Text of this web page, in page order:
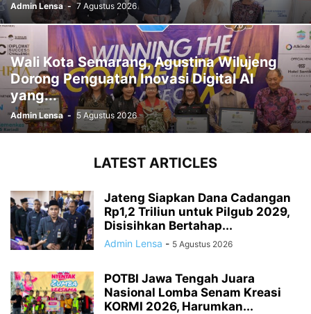
Admin Lensa - 7 Agustus 2026
Wali Kota Semarang, Agustina Wilujeng
Dorong Penguatan Inovasi Digital AI
yang...
Admin Lensa - 5 Agustus 2026
LATEST ARTICLES
Jateng Siapkan Dana Cadangan
Rp1,2 Triliun untuk Pilgub 2029,
Disisihkan Bertahap...
Admin Lensa - 5 Agustus 2026
POTBI Jawa Tengah Juara
Nasional Lomba Senam Kreasi
KORMI 2026, Harumkan...